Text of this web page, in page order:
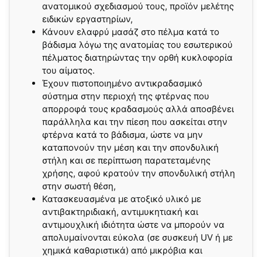
ανατομικού σχεδιασμού τους, προϊόν μελέτης
ειδικών εργαστηρίων,
Κάνουν ελαφρύ μασάζ στο πέλμα κατά το
βάδισμα λόγω της ανατομίας του εσωτερικού
πέλματος διατηρώντας την ορθή κυκλοφορία
του αίματος.
Έχουν πιστοποιημένο αντικραδασμικό
σύστημα στην περιοχή της φτέρνας που
απορροφά τους κραδασμούς αλλά αποσβένει
παράλληλα και την πίεση που ασκείται στην
φτέρνα κατά το βάδισμα, ώστε να μην
καταπονούν την μέση και την σπονδυλική
στήλη και σε περίπτωση παρατεταμένης
χρήσης, αφού κρατούν την σπονδυλική στήλη
στην σωστή θέση,
Κατασκευασμένα με ατοξικό υλικό με
αντιβακτηριδιακή, αντιμυκητιακή και
αντιμουχλική ιδιότητα ώστε να μπορούν να
απολυμαίνονται εύκολα (σε συσκευή UV ή με
χημικά καθαριστικά) από μικρόβια και